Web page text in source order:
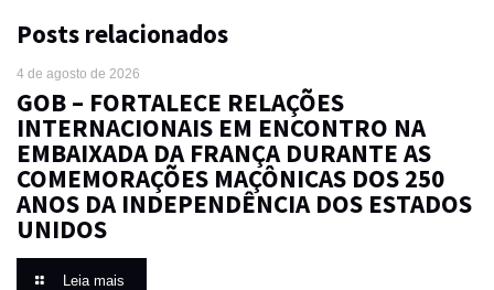
Posts relacionados
4 de agosto de 2026
GOB – FORTALECE RELAÇÕES
INTERNACIONAIS EM ENCONTRO NA
EMBAIXADA DA FRANÇA DURANTE AS
COMEMORAÇÕES MAÇÔNICAS DOS 250
ANOS DA INDEPENDÊNCIA DOS ESTADOS
UNIDOS
Leia mais